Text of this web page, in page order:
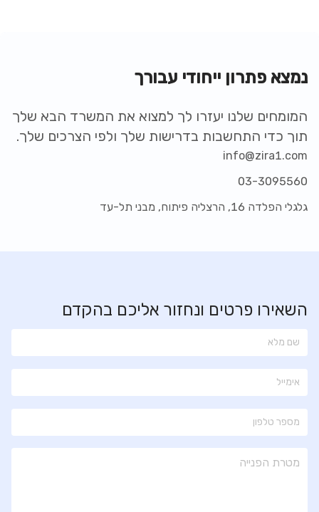
נמצא פתרון ייחודי עבורך
המומחים שלנו יעזרו לך למצוא את המשרד הבא שלך
תוך כדי התחשבות בדרישות שלך ולפי הצרכים שלך.
info@zira1.com
03-3095560
גלגלי הפלדה 16, הרצליה פיתוח, מבני תל-עד
השאירו פרטים ונחזור אליכם בהקדם